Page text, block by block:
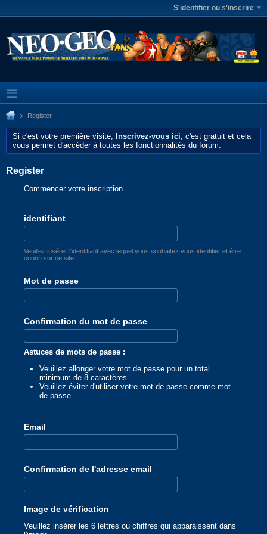
S'identifier ou s'inscrire
Register
Si c'est votre première visite, Inscrivez-vous ici, c'est gratuit et cela
vous permet d'accéder à toutes les fonctionnalités du forum.
Register
Commencer votre inscription
identifiant
Veuillez insérer l'identifiant avec lequel vous souhaitez vous identifier et être
connu sur ce site.
Mot de passe
Confirmation du mot de passe
Astuces de mots de passe :
Veuillez allonger votre mot de passe pour un total
minimum de 8 caractères.
Veuillez éviter d'utiliser votre mot de passe comme mot
de passe.
Email
Confirmation de l'adresse email
Image de vérification
Veuillez insérer les 6 lettres ou chiffres qui apparaissent dans